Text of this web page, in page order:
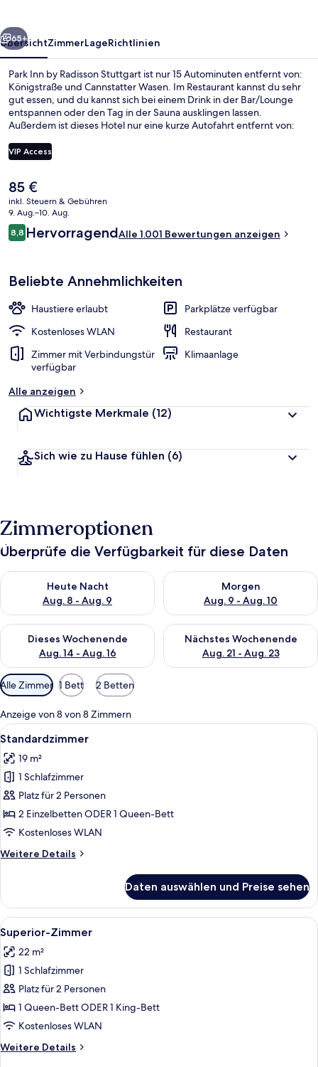
Weiter
65+
ÜbersichtZimmerLageRichtlinien
Park Inn by Radisson Stuttgart ist nur 15 Autominuten entfernt von:
Königstraße und Cannstatter Wasen. Im Restaurant kannst du sehr
gut essen, und du kannst sich bei einem Drink in der Bar/Lounge
entspannen oder den Tag in der Sauna ausklingen lassen.
Außerdem ist dieses Hotel nur eine kurze Autofahrt entfernt von:
das hilfsbereite Personal zu berichten. Die Unterkunft ist nur einen
kurzen Fußmarsch von den öffentlichen Verkehrsmitteln entfernt:
8 Minuten (U-Bahn-Station Österreichischer Platz).
VIP Access
Der
aktuelle
Preis
beträgt
85 €.
85 €
inkl. Steuern & Gebühren
9. Aug.–10. Aug.
Bewertungen
8,88,8 von 10.
HervorragendAlle 1.001 Bewertungen anzeigen
Beliebte Annehmlichkeiten
Haustiere erlaubt
Parkplätze verfügbar
Kostenloses WLAN
Restaurant
Zimmer mit Verbindungstür
verfügbar
Klimaanlage
Alle anzeigen
Wichtigste Merkmale (12)
Sich wie zu Hause fühlen (6)
Zimmeroptionen
Überprüfe die Verfügbarkeit für diese Daten
Heute Nacht
Aug. 8 - Aug. 9
Überprüfe die Verfügbarkeit für heute Nacht, Aug. 8 - Aug. 9.
Morgen
Aug. 9 - Aug. 10
Überprüfe die Verfügbarkeit
Dieses Wochenende
Aug. 14 - Aug. 16
Überprüfe die Verfügbarkeit für dieses Wochenende, Aug. 14
Nächstes Wochenende
Aug. 21 - Aug. 23
Überprüfe die Verfügbarkeit
Verfügbare
Filter
für
Zimmer
Alle Zimmer 1 Bett 2 Betten
Anzeige von 8 von 8 Zimmern
Alle
Fotos
für
Standardzimmer
anzeigen
Ein Hotelzimmer mit Bett,
6
Standardzimmer
19 m²
1 Schlafzimmer
Platz für 2 Personen
2 Einzelbetten ODER 1 Queen-Bett
Kostenloses WLAN
Weitere Details
Weitere
Daten auswählen und Preise sehen
Alle
Fotos
für
Superior-
Zimmer
anzeigen
Ein Hotelzimmer mit einem Bett,
10
Superior-Zimmer
22 m²
1 Schlafzimmer
Platz für 2 Personen
1 Queen-Bett ODER 1 King-Bett
Kostenloses WLAN
Weitere Details
Weitere